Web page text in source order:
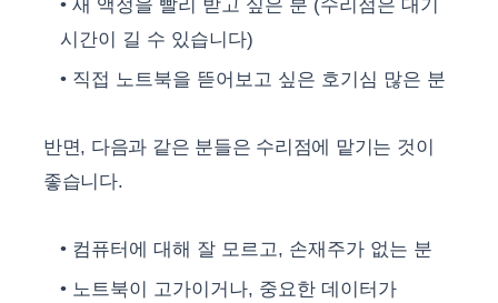
새 액정을 빨리 받고 싶은 분 (수리점은 대기
시간이 길 수 있습니다)
직접 노트북을 뜯어보고 싶은 호기심 많은 분
반면, 다음과 같은 분들은 수리점에 맡기는 것이
좋습니다.
컴퓨터에 대해 잘 모르고, 손재주가 없는 분
노트북이 고가이거나, 중요한 데이터가